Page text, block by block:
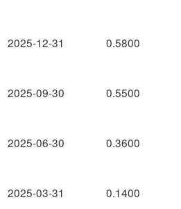
2025-12-31
2025-09-30
2025-06-30
2025-03-31
0.5800
0.5500
0.3600
0.1400